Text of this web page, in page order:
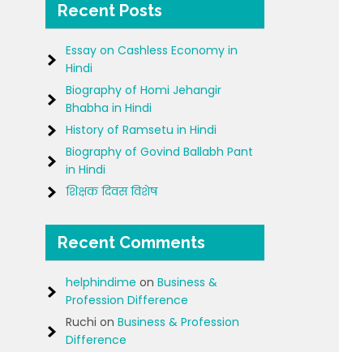
Recent Posts
Essay on Cashless Economy in
Hindi
Biography of Homi Jehangir
Bhabha in Hindi
History of Ramsetu in Hindi
Biography of Govind Ballabh Pant
in Hindi
शिक्षक दिवस विशेष
Recent Comments
helphindime on Business &
Profession Difference
Ruchi on Business & Profession
Difference